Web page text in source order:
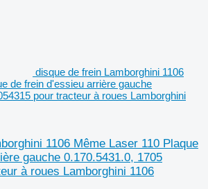
disque de frein Lamborghini 1106
de frein d'essieu arrière gauche
pour tracteur à roues Lamborghini
1106 Même Laser 110 Plaque
gauche 0.170.5431.0, 1705
à roues Lamborghini 1106